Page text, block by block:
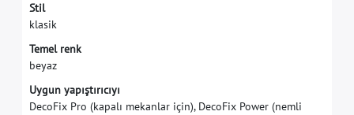
Stil
klasik
Temel renk
beyaz
Uygun yapıştırıcıyı
DecoFix Pro (kapalı mekanlar için), DecoFix Power (nemli